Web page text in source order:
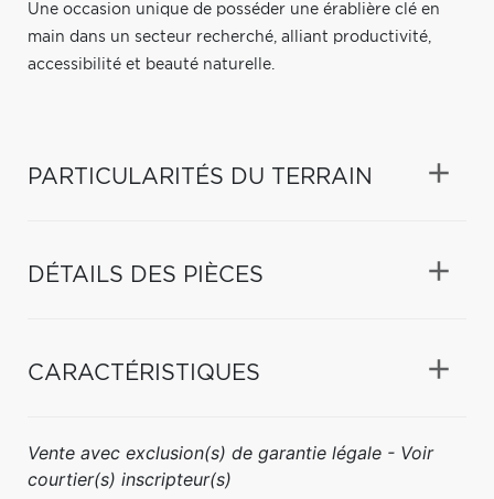
Une occasion unique de posséder une érablière clé en
main dans un secteur recherché, alliant productivité,
accessibilité et beauté naturelle.
PARTICULARITÉS DU TERRAIN
DÉTAILS DES PIÈCES
CARACTÉRISTIQUES
Vente avec exclusion(s) de garantie légale - Voir
courtier(s) inscripteur(s)